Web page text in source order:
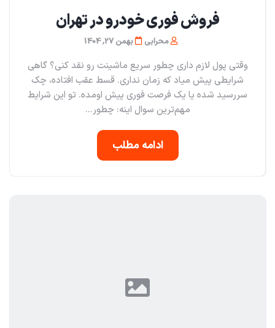
فروش فوری خودرو در تهران
محرابی بهمن 27, 1404
وقتی پول لازم داری چطور سریع ماشینت رو نقد کنی؟ گاهی
شرایطی پیش میاد که زمان نداری. قسط عقب افتاده، چک
سررسید شده یا یک فرصت فوری پیش اومده. تو این شرایط
مهم‌ترین سوال اینه: چطور...
ادامه مطلب